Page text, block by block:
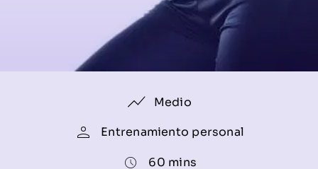
Medio
Entrenamiento personal
60 mins